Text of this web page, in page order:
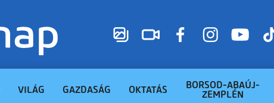
VILÁG GAZDASÁG OKTATÁS
BORSOD-ABAÚJ-
ZEMPLÉN